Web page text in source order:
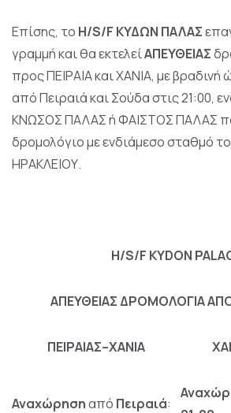
Επίσης, τo H/S/F ΚΥΔΩΝ ΠΑΛΑΣ
γραμμή και θα εκτελείΑΠΕΥΘΕΙΑΣ
προς ΠΕΙΡΑΙΑ και ΧΑΝΙΑ, με
από Πειραιά και Σούδα στις 21:00,
ΚΝΩΣΟΣ ΠΑΛΑΣ ή ΦΑΙΣΤΟΣ ΠΑΛΑΣ
δρομολόγιο με ενδιάμεσο σταθμό
ΗΡΑΚΛΕΙΟΥ.
H/S/F KYDON
ΑΠΕΥΘΕΙΑΣ ΔΡΟΜΟΛΟΓΙΑ
ΠΕΙΡΑΙΑΣ–ΧΑΝΙΑ
Αναχώρησηαπό Πειραιά: